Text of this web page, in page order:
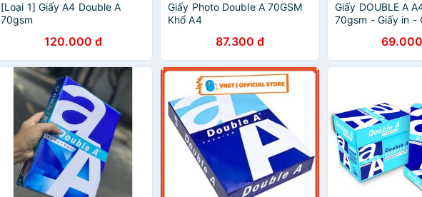
[Loại 1] Giấy A4 Double A
70gsm
120.000 đ
Giấy Photo Double A 70GSM
Khổ A4
87.300 đ
Giấy DOUBLE A
70gsm - Giấy in -